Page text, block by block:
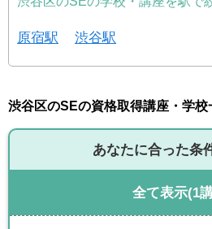
原宿駅 渋谷駅
渋谷区のSEの資格取得講座・学
あなたに合った条
全て表示(1